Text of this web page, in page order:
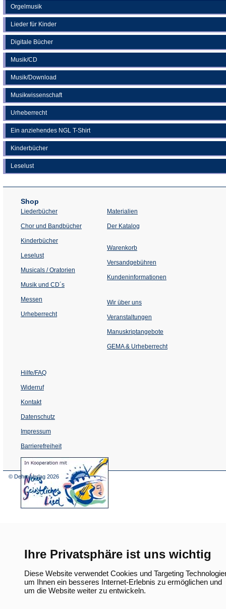
Ihre Privatsphäre ist uns wichtig
Diese Website verwendet Cookies und Targeting
um Ihnen ein besseres Internet-Erlebnis zu ermöglichen und
um die Website weiter zu entwickeln.
Orgelmusik
Lieder für Kinder
Digitale Bücher
Musik/CD
Musik/Download
Musikwissenschaft
Urheberrecht
Ein anziehendes NGL T-Shirt
Kinderbücher
Leselust
Shop
Liederbücher
Chor und Bandbücher
Kinderbücher
Leselust
Musicals / Oratorien
Musik und CD´s
Messen
Urheberrecht
Materialien
Der Katalog
Warenkorb
Versandgebühren
Kundeninformationen
Wir über uns
Veranstaltungen
einem
Tab)
Manuskriptangebote
GEMA & Urheberrecht
Hilfe/FAQ
Widerruf
Kontakt
Datenschutz
Impressum
Barrierefreiheit
(Öffnet
in
© Dehm Verlag 2026